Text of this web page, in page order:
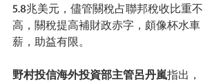
5.8兆美元，儘管關稅占聯邦稅收比重不
高，關稅提高補財政赤字，頗像杯水車
薪，助益有限。
野村投信海外投資部主管呂丹嵐指出，